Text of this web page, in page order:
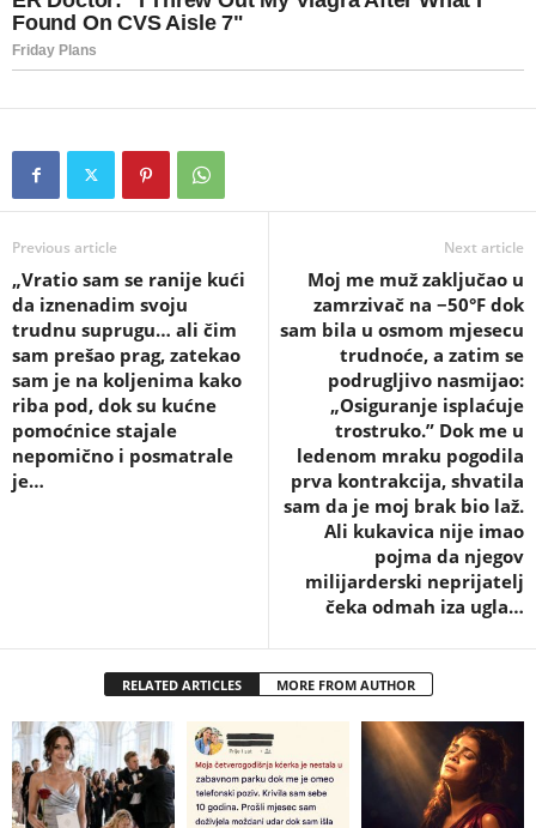
Previous article
„Vratio sam se ranije kući
da iznenadim svoju
trudnu suprugu… ali čim
sam prešao prag, zatekao
sam je na koljenima kako
riba pod, dok su kućne
pomoćnice stajale
nepomično i posmatrale
je…
Next article
Moj me muž zaključao u
zamrzivač na −50°F dok
sam bila u osmom mjesecu
trudnoće, a zatim se
podrugljivo nasmijao:
„Osiguranje isplaćuje
trostruko.” Dok me u
ledenom mraku pogodila
prva kontrakcija, shvatila
sam da je moj brak bio laž.
Ali kukavica nije imao
pojma da njegov
milijarderski neprijatelj
čeka odmah iza ugla…
RELATED ARTICLES MORE FROM AUTHOR